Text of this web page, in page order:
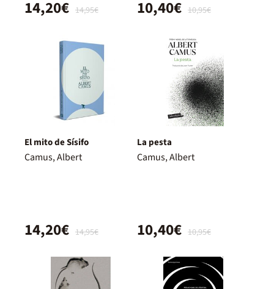
14,95€
14,20€ 10,95€
10,40€
El mito de Sísifo
Camus, Albert
14,95€
14,20€
La pesta
Camus, Albert
10,95€
10,40€